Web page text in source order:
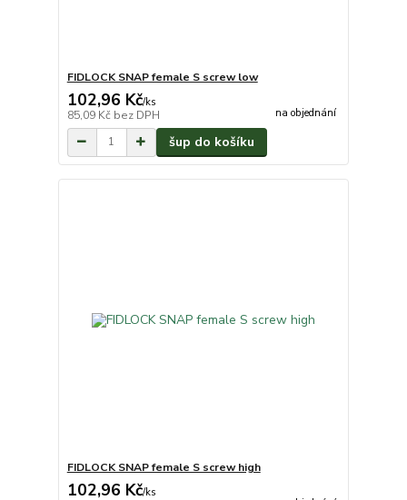
FIDLOCK SNAP female S screw low
102,96 Kč/ks
85,09 Kč bez DPH na objednání
šup do košíku
FIDLOCK SNAP female S screw high
102,96 Kč/ks